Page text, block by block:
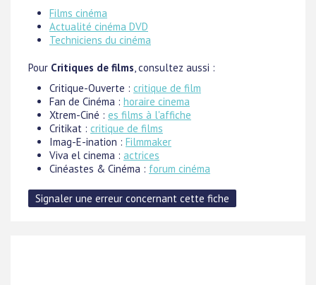
Films cinéma
Actualité cinéma DVD
Techniciens du cinéma
Pour Critiques de films, consultez aussi :
Critique-Ouverte : critique de film
Fan de Cinéma : horaire cinema
Xtrem-Ciné : es films à l'affiche
Critikat : critique de films
Imag-E-ination : Filmmaker
Viva el cinema : actrices
Cinéastes & Cinéma : forum cinéma